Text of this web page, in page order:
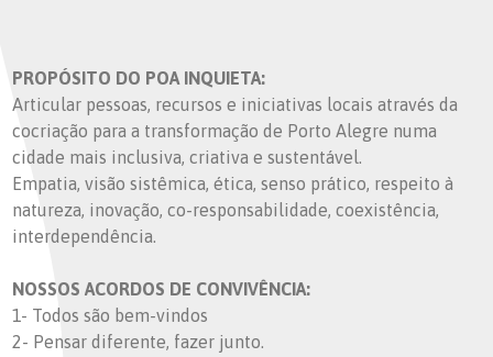
PROPÓSITO DO POA INQUIETA:
Articular pessoas, recursos e iniciativas locais através da
cocriação para a transformação de Porto Alegre numa
cidade mais inclusiva, criativa e sustentável.
Empatia, visão sistêmica, ética, senso prático, respeito à
natureza, inovação, co-responsabilidade, coexistência,
interdependência.
NOSSOS ACORDOS DE CONVIVÊNCIA:
1- Todos são bem-vindos
2- Pensar diferente, fazer junto.